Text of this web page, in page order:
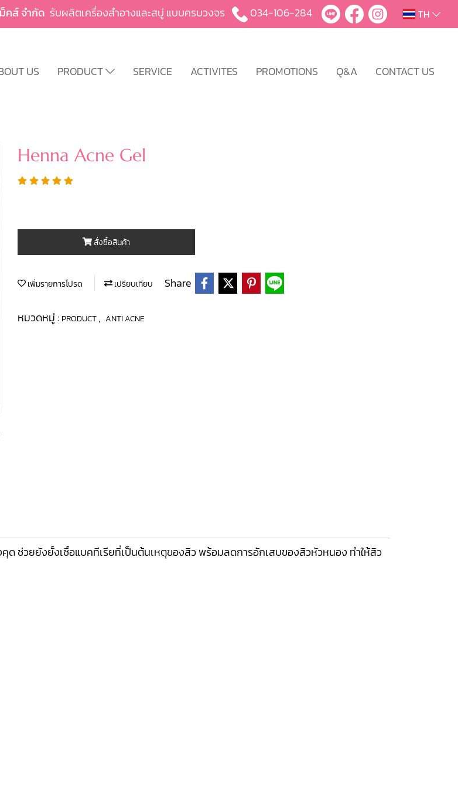
คส์ จำกัด รับผลิตเครื่องสำอางและสบู่ แบบครบวงจร 034-106-284 TH
US PRODUCT SERVICE ACTIVITES PROMOTIONS Q&A CONTACT US
Henna Acne Gel
สั่งซื้อสินค้า
เพิ่มรายการโปรด เปรียบเทียบ Share
หมวดหมู่ : PRODUCT, ANTI ACNE
ช่วยยังยั้งเชื้อแบคทีเรียที่เป็นต้นเหตุของสิว พร้อมลดการอักเสบของสิวหัวหนอง ทำให้สิว